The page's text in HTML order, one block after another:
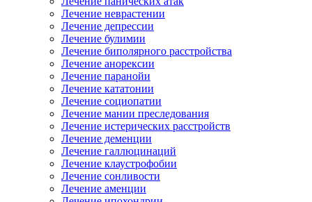
Лечение неврастении
Лечение депрессии
Лечение булимии
Лечение биполярного расстройства
Лечение анорексии
Лечение паранойи
Лечение кататонии
Лечение социопатии
Лечение мании преследования
Лечение истерических расстройств
Лечение деменции
Лечение галлюцинаций
Лечение клаустрофобии
Лечение сонливости
Лечение аменции